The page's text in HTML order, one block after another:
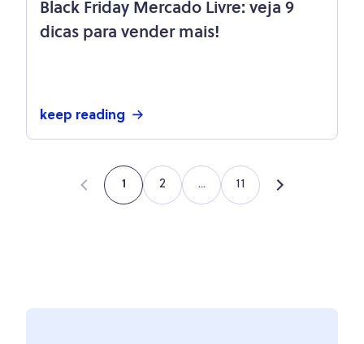
Black Friday Mercado Livre: veja 9
dicas para vender mais!
keep reading
1 2 ... 11